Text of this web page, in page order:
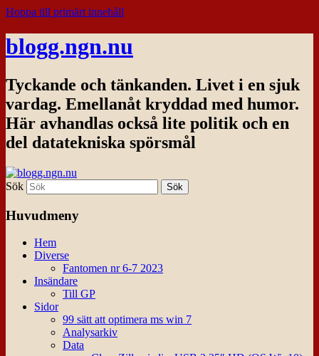
Hoppa till primärt innehåll
blogg.ngn.nu
Tyckande och tänkanden. Livet i en sjuk
vardag. Emellanåt kryddad med humor.
Här avhandlas också lite politik och en
del datatekniska spörsmål
Sök
Huvudmeny
Hem
Diverse
Fantomen nr 6-7 2023
Insändare
Till GP
Sidor
99 sätt att optimera ms win 7
Analysarkiv
Data